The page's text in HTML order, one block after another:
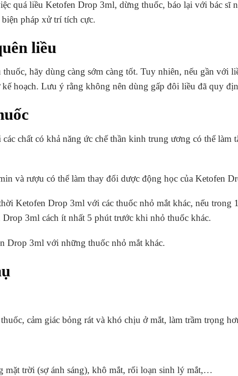
quá liều Ketofen Drop 3ml, dừng thuốc, báo lại với bác sĩ
pháp xử trí tích cực.
liều
hãy dùng càng sớm càng tốt. Tuy nhiên, nếu gần với
hoạch. Lưu ý rằng không nên dùng gấp đôi liều đã quy
chất có khả năng ức chế thần kinh trung ương có thể làm
và rượu có thể làm thay đổi dược động học của Ketofen
Ketofen Drop 3ml với các thuốc nhỏ mắt khác, nếu trong
3ml cách ít nhất 5 phút trước khi nhỏ thuốc khác.
Drop 3ml với những thuốc nhỏ mắt khác.
cảm giác bỏng rát và khó chịu ở mắt, làm trầm trọng
mặt trời (sợ ánh sáng), khô mắt, rối loạn sinh lý mắt,…